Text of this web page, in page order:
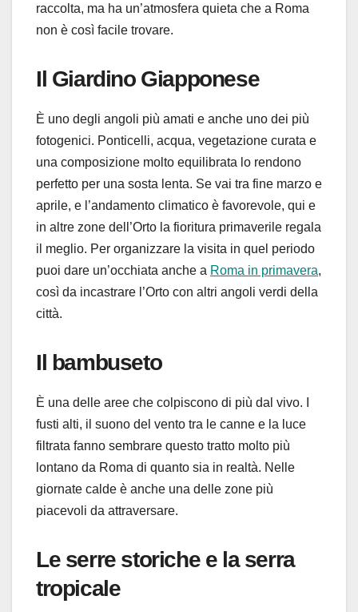
raccolta, ma ha un’atmosfera quieta che a Roma
non è così facile trovare.
Il Giardino Giapponese
È uno degli angoli più amati e anche uno dei più
fotogenici. Ponticelli, acqua, vegetazione curata e
una composizione molto equilibrata lo rendono
perfetto per una sosta lenta. Se vai tra fine marzo e
aprile, e l’andamento climatico è favorevole, qui e
in altre zone dell’Orto la fioritura primaverile regala
il meglio. Per organizzare la visita in quel periodo
puoi dare un’occhiata anche a Roma in primavera,
così da incastrare l’Orto con altri angoli verdi della
città.
Il bambuseto
È una delle aree che colpiscono di più dal vivo. I
fusti alti, il suono del vento tra le canne e la luce
filtrata fanno sembrare questo tratto molto più
lontano da Roma di quanto sia in realtà. Nelle
giornate calde è anche una delle zone più
piacevoli da attraversare.
Le serre storiche e la serra
tropicale